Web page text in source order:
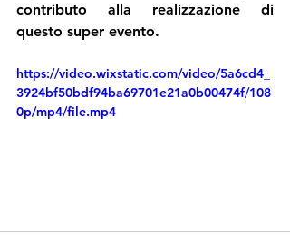
contributo alla realizzazione di
questo super evento.
https://video.wixstatic.com/video/5a6cd4_
3924bf50bdf94ba69701e21a0b00474f/108
0p/mp4/file.mp4